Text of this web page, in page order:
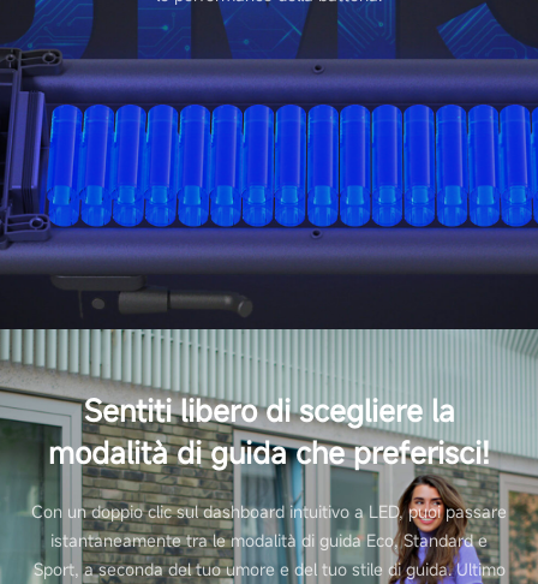
Sentiti libero di scegliere la
modalità di guida che preferisci!
Con un doppio clic sul dashboard intuitivo a LED, puoi passare
istantaneamente tra le modalità di guida Eco, Standard e
Sport, a seconda del tuo umore e del tuo stile di guida. Ultimo